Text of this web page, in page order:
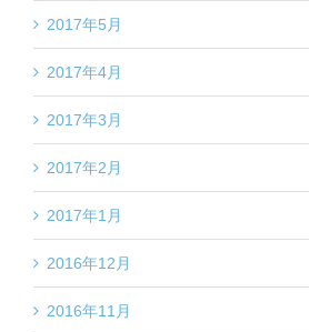
2017年5月
2017年4月
2017年3月
2017年2月
2017年1月
2016年12月
2016年11月